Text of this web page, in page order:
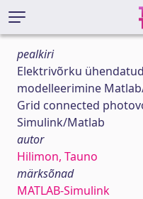
pealkiri
Elektrivõrku
modelleerimine
Grid connected
Simulink/Matlab
autor
Hilimon, Tauno
märksõnad
MATLAB-Simulink